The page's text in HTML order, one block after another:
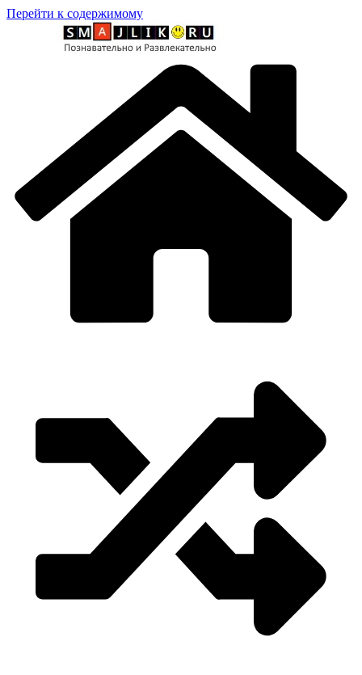
Перейти к содержимому